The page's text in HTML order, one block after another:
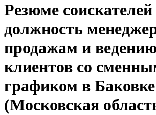
Резюме
должность
продажам и
клиентов со
графиком в Баковке
(Московская